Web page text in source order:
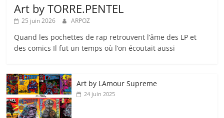
Art by TORRE.PENTEL
25 juin 2026 ARPOZ
Quand les pochettes de rap retrouvent l’âme des LP et
des comics Il fut un temps où l’on écoutait aussi
Art by LAmour Supreme
24 juin 2025